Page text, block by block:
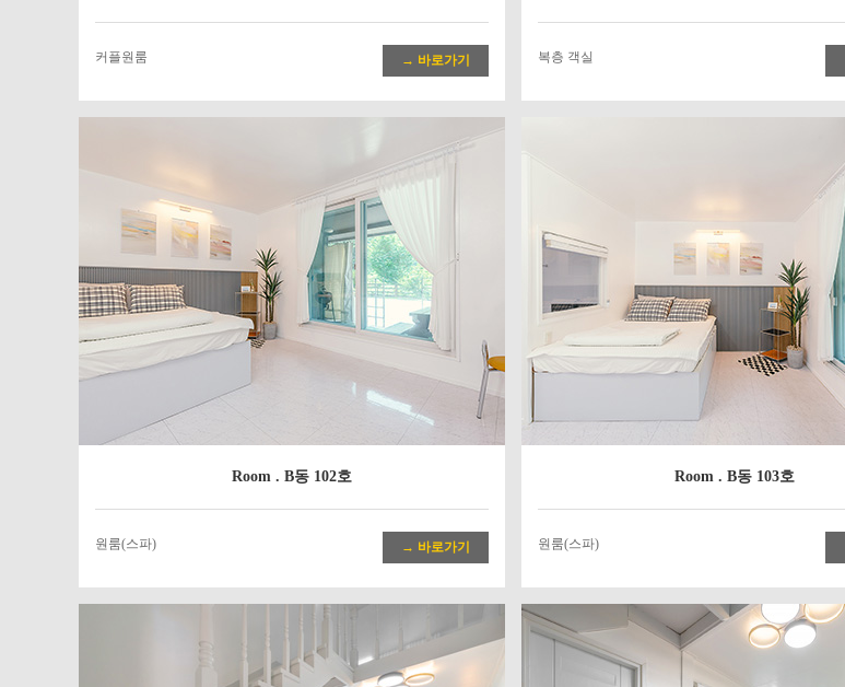
커플원룸 → 바로가기 복층 객실
Room . B동 102호
원룸(스파) → 바로가기
Room . B동 103호
원룸(스파)